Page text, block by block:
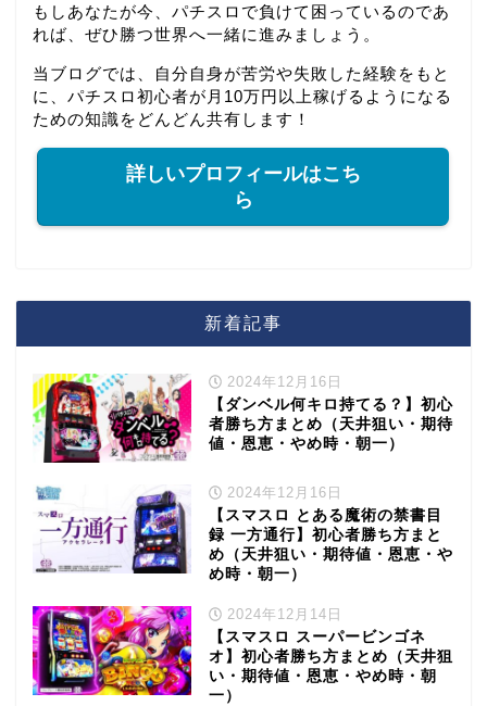
もしあなたが今、パチスロで負けて困っているのであ
れば、ぜひ勝つ世界へ一緒に進みましょう。
当ブログでは、自分自身が苦労や失敗した経験をもと
に、パチスロ初心者が月10万円以上稼げるようになる
ための知識をどんどん共有します！
詳しいプロフィールはこち
ら
新着記事
2024年12月16日
【ダンベル何キロ持てる？】初心
者勝ち方まとめ（天井狙い・期待
値・恩恵・やめ時・朝一）
2024年12月16日
【スマスロ とある魔術の禁書目
録 一方通行】初心者勝ち方まと
め（天井狙い・期待値・恩恵・や
め時・朝一）
2024年12月14日
【スマスロ スーパービンゴネ
オ】初心者勝ち方まとめ（天井狙
い・期待値・恩恵・やめ時・朝
一）